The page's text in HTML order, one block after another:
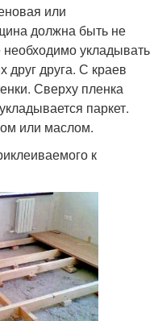
или
должна быть не
укладывать
друг друга. С краев
Сверху пленка
паркет.
или маслом.
к